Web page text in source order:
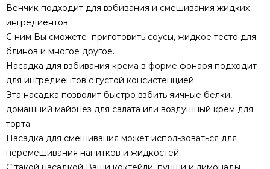
Венчик подходит для взбивания и смешивания жидких
ингредиентов.
С ним Вы сможете приготовить соусы, жидкое тесто для
блинов и многое другое.
Насадка для взбивания крема в форме фонаря подходит
для ингредиентов с густой консистенцией.
Эта насадка позволит быстро взбить яичные белки,
домашний майонез для салата или воздушный крем для
торта.
Насадка для смешивания может использоваться для
перемешивания напитков и жидкостей.